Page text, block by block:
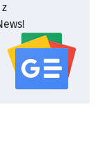
serwisu